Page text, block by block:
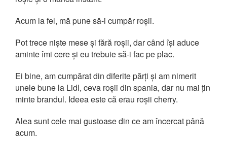
Acum la fel, mă pune să-i cumpăr roșii.
Pot trece niște mese și fără roșii, dar când își aduce
aminte îmi cere și eu trebuie să-i fac pe plac.
Ei bine, am cumpărat din diferite părți și am nimerit
unele bune la Lidl, ceva roșii din spania, dar nu mai țin
minte brandul. Ideea este că erau roșii cherry.
Alea sunt cele mai gustoase din ce am încercat până
acum.